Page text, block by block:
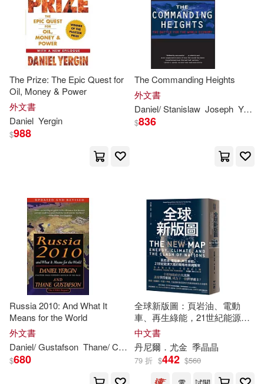
Daniel (INT)(1)
Daniel/ Gustafson(1)
Joseph A./ Becker(1) Pratt(1)
Thane/ Cambridge Energy Resear
ch Associates (COR)(1)
William H./ McClenahan(1)
[美]丹尼爾‧耶金（Daniel Yergin）
丹尼爾‧尤金 塞恩‧古斯塔夫森(1)
Ingram(10) 聯經出版公司(2)
Penguin Pr(1)
Simon & Schuster(1)
中信出版社(1) 時報出版(1)
可超商取貨(15)
可海外宅配(15)
可港澳店取(15)
可新加坡店取(15)
The Prize: The Epic Quest for
Oil, Money & Power
外文書
Daniel Yergin
$988
The Commanding Heights
外文書
Daniel/ Stanislaw Joseph Yergin
$836
Russia 2010: And What It
Means for the World
外文書
Daniel/ Gustafson Thane/ Cambridge Energy Research Associates (COR)
$680
全球新版圖：頁岩油、電動
車、再生綠能，21世紀能源大
國的戰略布局與衝突
中文書
丹尼爾．尤金 季晶晶
79 折 $442 $560